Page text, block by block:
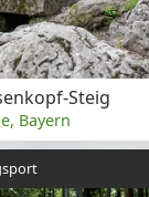
Steig
Bayern